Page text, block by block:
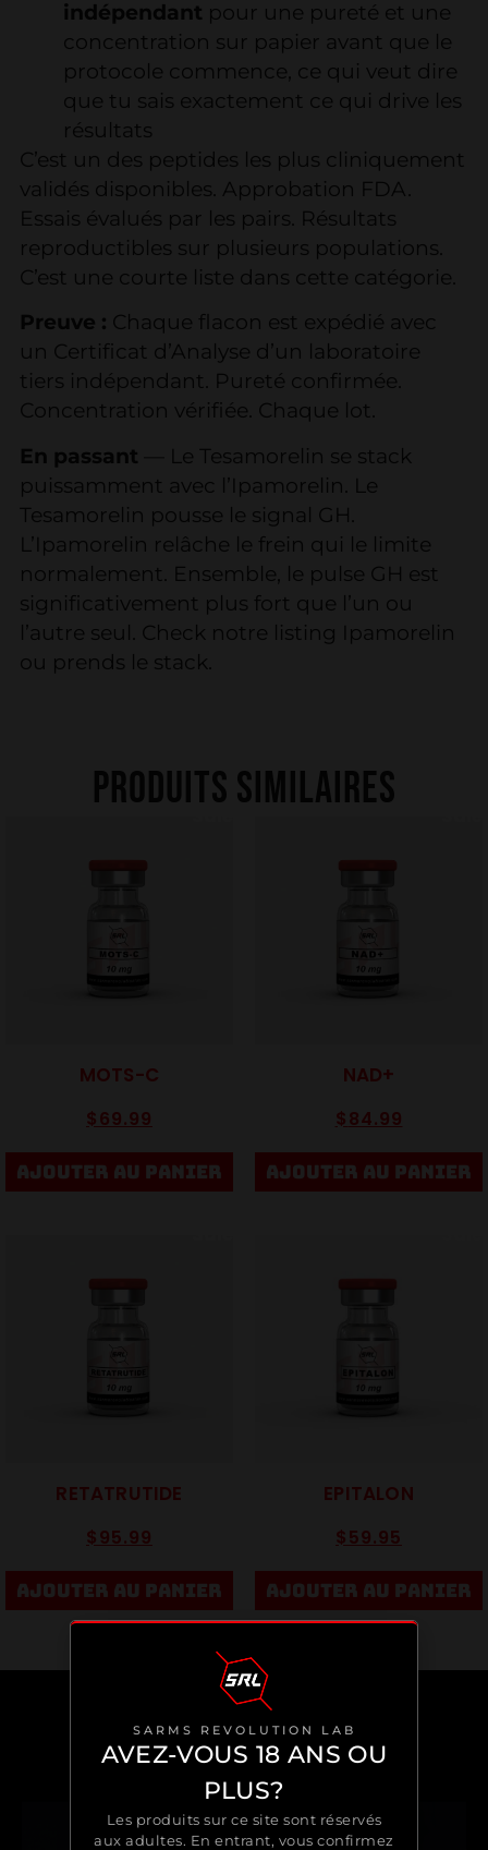
indépendant pour une pureté et une
concentration sur papier avant que le
protocole commence, ce qui veut dire
que tu sais exactement ce qui drive les
résultats
C’est un des peptides les plus cliniquement
validés disponibles. Approbation FDA.
Essais évalués par les pairs. Résultats
reproductibles sur plusieurs populations.
C’est une courte liste dans cette catégorie.
Preuve : Chaque flacon est expédié avec
un Certificat d’Analyse d’un laboratoire
tiers indépendant. Pureté confirmée.
Concentration vérifiée. Chaque lot.
En passant — Le Tesamorelin se stack
puissamment avec l’Ipamorelin. Le
Tesamorelin pousse le signal GH.
L’Ipamorelin relâche le frein qui le limite
normalement. Ensemble, le pulse GH est
significativement plus fort que l’un ou
l’autre seul. Check notre listing Ipamorelin
ou prends le stack.
PRODUITS SIMILAIRES
MOTS-C
$69.99
AJOUTER AU PANIER
NAD+
$84.99
AJOUTER AU PANIER
RETATRUTIDE
$95.99
AJOUTER AU PANIER
EPITALON
$59.95
AJOUTER AU PANIER
SARMS REVOLUTION LAB
AVEZ-VOUS 18 ANS OU
PLUS?
Les produits sur ce site sont réservés
aux adultes. En entrant, vous confirmez